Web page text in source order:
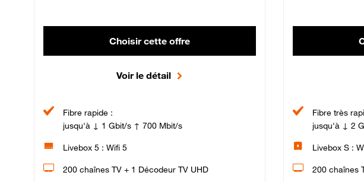
Choisir cette offre
Voir le détail
Fibre rapide :
jusqu'à ↓ 1 Gbit/s ↑ 700 Mbit/s
Livebox 5 : Wifi 5
200 chaînes TV + 1 Décodeur TV UHD
Fibre très
jusqu'à ↓ 2
Livebox S :
200 chaînes